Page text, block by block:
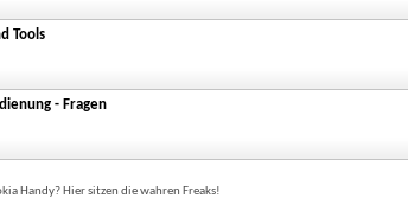
Tools
- Fragen
Handy? Hier sitzen die wahren Freaks!